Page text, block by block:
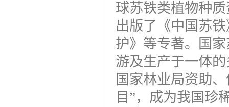
球苏铁类植物种
出版了《中国苏
护》等专著。国
游及生产于一体
国家林业局资助
目”，成为我国珍